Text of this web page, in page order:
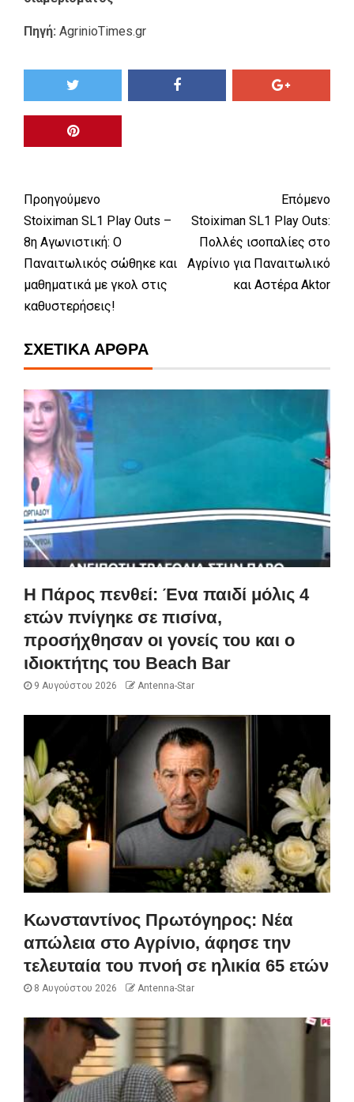
Πηγή: AgrinioTimes.gr
Προηγούμενο
Stoiximan SL1 Play Outs –
8η Αγωνιστική: Ο
Παναιτωλικός σώθηκε και
μαθηματικά με γκολ στις
καθυστερήσεις!
Επόμενο
Stoiximan SL1 Play Outs:
Πολλές ισοπαλίες στο
Αγρίνιο για Παναιτωλικό
και Αστέρα Aktor
ΣΧΕΤΙΚΆ ΆΡΘΡΑ
Η Πάρος πενθεί: Ένα παιδί μόλις 4
ετών πνίγηκε σε πισίνα,
προσήχθησαν οι γονείς του και ο
ιδιοκτήτης του Beach Bar
9 Αυγούστου 2026 Antenna-Star
Κωνσταντίνος Πρωτόγηρος: Νέα
απώλεια στο Αγρίνιο, άφησε την
τελευταία του πνοή σε ηλικία 65 ετών
8 Αυγούστου 2026 Antenna-Star